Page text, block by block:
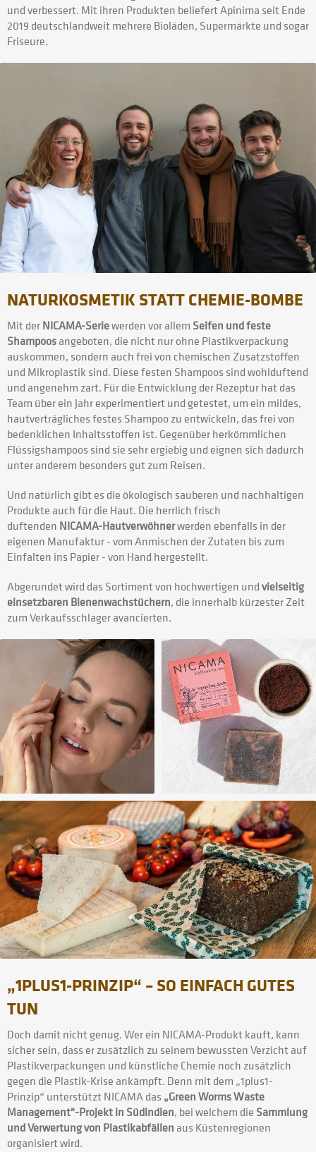
und verbessert. Mit ihren Produkten beliefert Apinima seit Ende
2019 deutschlandweit mehrere Bioläden, Supermärkte und sogar
Friseure.
NATURKOSMETIK STATT CHEMIE-BOMBE
Mit derNICAMA-Seriewerden vor allem Seifen und feste
Shampoosangeboten, die nicht nur ohne Plastikverpackung
auskommen, sondern auch frei von chemischen Zusatzstoffen
und Mikroplastik sind. Diese festen Shampoos sind wohlduftend
und angenehm zart. Für die Entwicklung der Rezeptur hat das
Team über ein Jahr experimentiert und getestet, um ein mildes,
hautverträgliches festes Shampoo zu entwickeln, das frei von
bedenklichen Inhaltsstoffen ist. Gegenüber herkömmlichen
Flüssigshampoos sind sie sehr ergiebig und eignen sich dadurch
unter anderem besonders gut zum Reisen.
Und natürlich gibt es die ökologisch sauberen und nachhaltigen
Produkte auch für die Haut. Die herrlich frisch
duftenden NICAMA-Hautverwöhnerwerden ebenfalls in der
eigenen Manufaktur - vom Anmischen der Zutaten bis zum
Einfalten ins Papier - von Hand hergestellt.
Abgerundet wird das Sortiment von hochwertigen undvielseitig
einsetzbaren Bienenwachstüchern, die innerhalb kürzester Zeit
zum Verkaufsschlager avancierten.
„1PLUS1-PRINZIP“ – SO EINFACH GUTES
TUN
Doch damit nicht genug. Wer ein NICAMA-Produkt kauft, kann
sicher sein, dass er zusätzlich zu seinem bewussten Verzicht auf
Plastikverpackungen und künstliche Chemie noch zusätzlich
gegen die Plastik-Krise ankämpft. Denn mit dem „1plus1-
Prinzip“ unterstützt NICAMA das „Green Worms Waste
Management"-Projekt in Südindien, bei welchem die Sammlung
und Verwertung von Plastikabfällen aus Küstenregionen
organisiert wird.